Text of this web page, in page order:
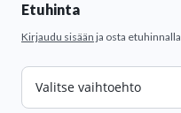
Etuhinta
Kirjaudu sisään ja osta etuhinnalla
Väri